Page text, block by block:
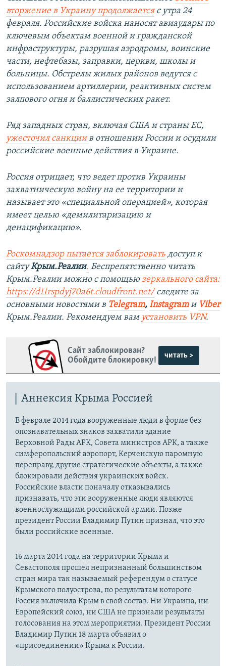
вторжение в Украину продолжаетсяс утра 24
февраля. Российские войска наносят авиаудары по
ключевым объектам военной и гражданской
инфраструктуры, разрушая аэродромы, воинские
части, нефтебазы, заправки, церкви, школы и
больницы. Обстрелы жилых районов ведутся с
использованием артиллерии, реактивных систем
залпового огня и баллистических ракет.
Ряд западных стран, включая США и страны ЕС,
ужесточил санкциив отношении России и осудили
российские военные действия в Украине.
Россия отрицает, что ведет против Украины
захватническую войну на ее территории и
называет это «специальной операцией», которая
имеет целью «демилитаризацию и
денацификацию».
Роскомнадзор пытается заблокировать доступ к
сайтуКрым.Реалии. Беспрепятственно читать
Крым.Реалии можно с помощью зеркального сайта:
https://d11rspdyj70a6t.cloudfront.net/следите за
основными новостями в Telegram, Instagramи Viber
Крым.Реалии. Рекомендуем вам установить VPN.
Сайт заблокирован?
Обойдите блокировку!
читать >
Аннексия Крыма Россией
В феврале 2014 года вооруженные люди в форме без
опознавательных знаков захватили здание
Верховной Рады АРК, Совета министров АРК, а также
симферопольский аэропорт, Керченскую паромную
переправу, другие стратегические объекты, а также
блокировали действия украинских войск.
Российские власти поначалу отказывались
признавать, что эти вооруженные люди являются
военнослужащими российской армии. Позже
президент России Владимир Путин признал, что это
были российские военные.
16 марта 2014 года на территории Крыма и
Севастополя прошел непризнанный большинством
стран мира так называемый референдум о статусе
Крымского полуострова, по результатам которого
Россия включила Крым в свой состав. Ни Украина, ни
Европейский союз, ни США не признали результаты
голосования на этом мероприятии. Президент России
Владимир Путин 18 марта объявил о
«присоединении» Крыма к России.